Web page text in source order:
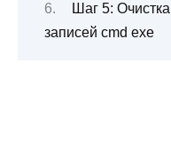
Шаг 5:
записей cmd exe